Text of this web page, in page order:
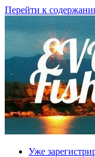
Перейти к
Уже